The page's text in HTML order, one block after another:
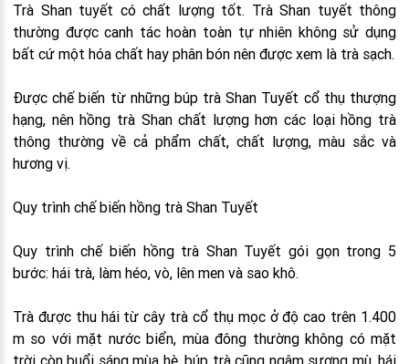
Trà Shan tuyết có chất lượng tốt. Trà Shan tuyết thông
thường được canh tác hoàn toàn tự nhiên không sử dụng
bất cứ một hóa chất hay phân bón nên được xem là trà sạch.
Được chế biến từ những búp trà Shan Tuyết cổ thụ thượng
hạng, nên hồng trà Shan chất lượng hơn các loại hồng trà
thông thường về cả phẩm chất, chất lượng, màu sắc và
hương vị.
Quy trình chế biến hồng trà Shan Tuyết
Quy trình chế biến hồng trà Shan Tuyết gói gọn trong 5
bước: hái trà, làm héo, vò, lên men và sao khô.
Trà được thu hái từ cây trà cổ thụ mọc ở độ cao trên 1.400
m so với mặt nước biển, mùa đông thường không có mặt
trời còn buổi sáng mùa hè, búp trà cũng ngậm sương mù, hái